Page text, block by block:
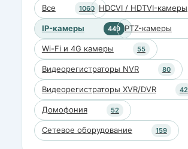
Все 1060 HDCVI / HDTVI-камеры
IP-камеры 449 PTZ-камеры
Wi-Fi и 4G камеры 55
Видеорегистраторы NVR 80
Видеорегистраторы XVR/DVR 42
Домофония 52
Сетевое оборудование 159